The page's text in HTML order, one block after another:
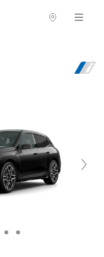
Navigation